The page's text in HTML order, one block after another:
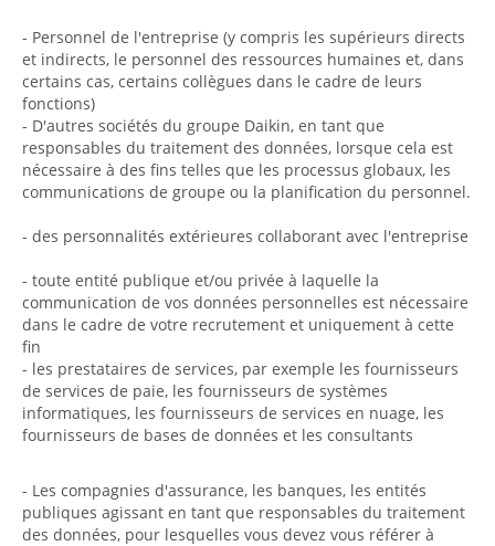
- Personnel de l'entreprise (y compris les supérieurs directs
et indirects, le personnel des ressources humaines et, dans
certains cas, certains collègues dans le cadre de leurs
fonctions)
- D'autres sociétés du groupe Daikin, en tant que
responsables du traitement des données, lorsque cela est
nécessaire à des fins telles que les processus globaux, les
communications de groupe ou la planification du personnel.
- des personnalités extérieures collaborant avec l'entreprise
- toute entité publique et/ou privée à laquelle la
communication de vos données personnelles est nécessaire
dans le cadre de votre recrutement et uniquement à cette
fin
- les prestataires de services, par exemple les fournisseurs
de services de paie, les fournisseurs de systèmes
informatiques, les fournisseurs de services en nuage, les
fournisseurs de bases de données et les consultants
- Les compagnies d'assurance, les banques, les entités
publiques agissant en tant que responsables du traitement
des données, pour lesquelles vous devez vous référer à